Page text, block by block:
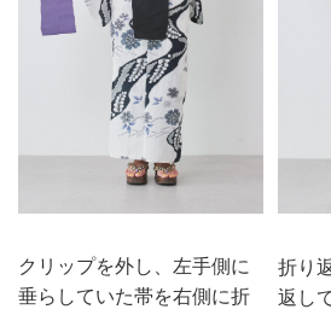
クリップを外し、左手側に
垂らしていた帯を右側に折
折り
返し